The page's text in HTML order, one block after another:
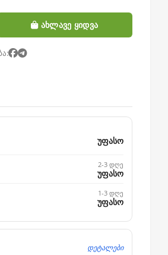
ახლავე ყიდვა
უფასო
2-3 დღე
უფასო
1-3 დღე
უფასო
დეტალები